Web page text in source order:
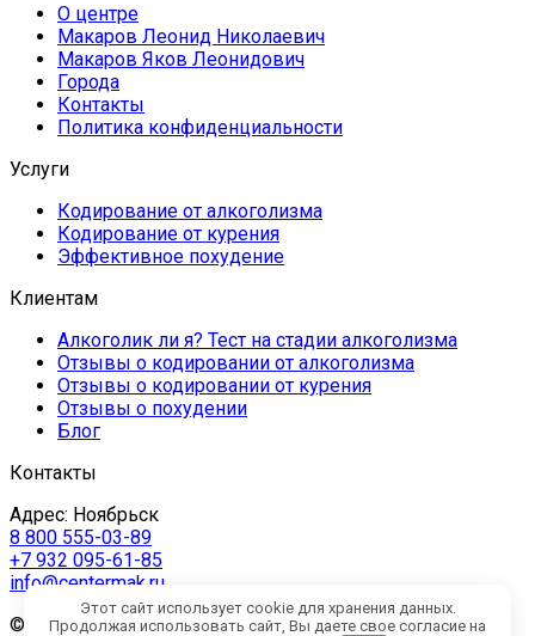
О центре
Макаров Леонид Николаевич
Макаров Яков Леонидович
Города
Контакты
Политика конфиденциальности
Услуги
Кодирование от алкоголизма
Кодирование от курения
Эффективное похудение
Клиентам
Алкоголик ли я? Тест на стадии алкоголизма
Отзывы о кодировании от алкоголизма
Отзывы о кодировании от курения
Отзывы о похудении
Блог
Контакты
Адрес: Ноябрьск
8 800 555-03-89
+7 932 095-61-85
info@centermak.ru
© 2012-2026 Center Mak. Психологический центр
Этот сайт использует cookie для хранения данных.
Продолжая использовать сайт, Вы даете свое согласие на